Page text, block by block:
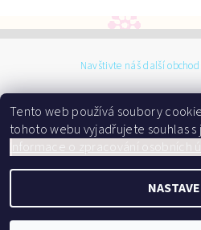
Navštivte náš další
Dárky do kolébky,
Vytvořil
Tento web používá soubory
tohoto webu vyjadřujete souhlas s
nformace o zpracování osobních